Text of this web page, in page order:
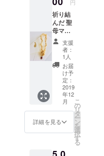
能。売
り上げ
の販売
手数料
等は頂
戴致し
ませ
ん。 3
日間通
して展
示ご希
望の方
は、3口
ご購入
下さい
11月1日
きま
す。 私
たちと
とも
に、記
憶を記
録に残
しませ
んか? :)
＊備考
欄にク
レジッ
トとし
てお入
れする
さ
円
祈り結
んだ 聖
母マリ
アと天
然石の
御守り
聖母マ
リア様
のメダ
イに 天
然石
（何種
類か選
べま
す）を
付けた
レット
支援
者：
1人
お届
け予
定：
2019
年12
月
詳細を見る
こ
の
リ
タ
ー
ン
を
選
択
す
る